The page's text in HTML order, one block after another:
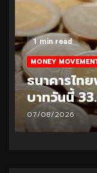
ร์
1 min read
MONEY
ธนาคา
บาทวัน
06/08/2026